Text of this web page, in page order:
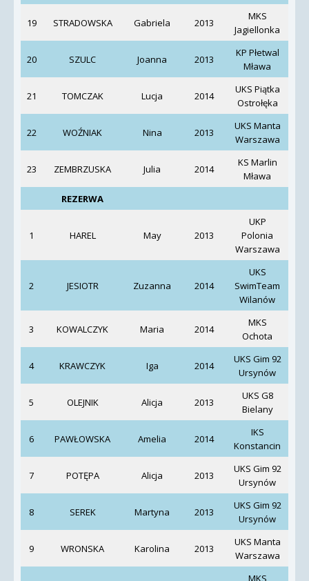
19 STRADOWSKA Gabriela 2013
MKS
Jagiellonka
20 SZULC Joanna 2013
KP Płetwal
Mława
21 TOMCZAK Lucja 2014
UKS Piątka
Ostrołęka
22 WOŹNIAK Nina 2013
UKS Manta
Warszawa
23 ZEMBRZUSKA Julia 2014
KS Marlin
Mława
REZERWA
1 HAREL May 2013
UKP
Polonia
Warszawa
2 JESIOTR Zuzanna 2014
UKS
SwimTeam
Wilanów
3 KOWALCZYK Maria 2014
MKS
Ochota
4 KRAWCZYK Iga 2014
UKS Gim 92
Ursynów
5 OLEJNIK Alicja 2013
UKS G8
Bielany
6 PAWŁOWSKA Amelia 2014
IKS
Konstancin
7 POTĘPA Alicja 2013
UKS Gim 92
Ursynów
8 SEREK Martyna 2013
UKS Gim 92
Ursynów
9 WRONSKA Karolina 2013
UKS Manta
Warszawa
MKS